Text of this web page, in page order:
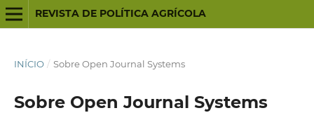
REVISTA DE POLÍTICA AGRÍCOLA
INÍCIO / Sobre Open Journal Systems
Sobre Open Journal Systems